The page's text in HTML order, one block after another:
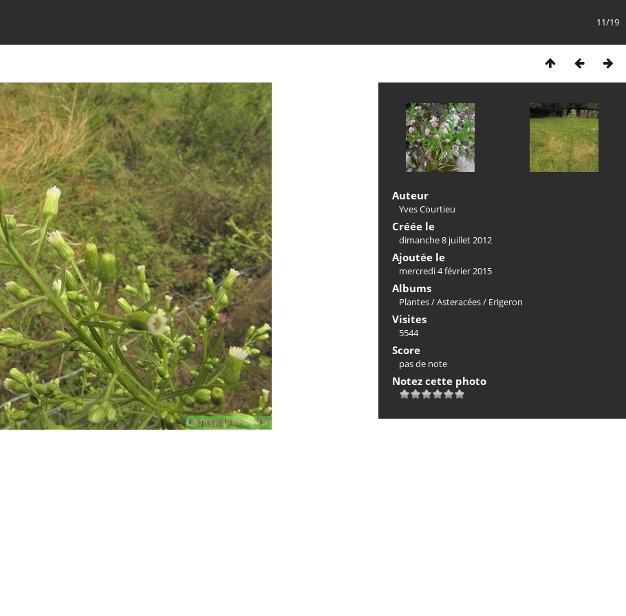
11/19
Auteur
Yves Courtieu
Créée le
dimanche 8 juillet 2012
Ajoutée le
mercredi 4 février 2015
Albums
Plantes/Asteracées/ Erigeron
Visites
5544
Score
pas de note
Notez cette photo